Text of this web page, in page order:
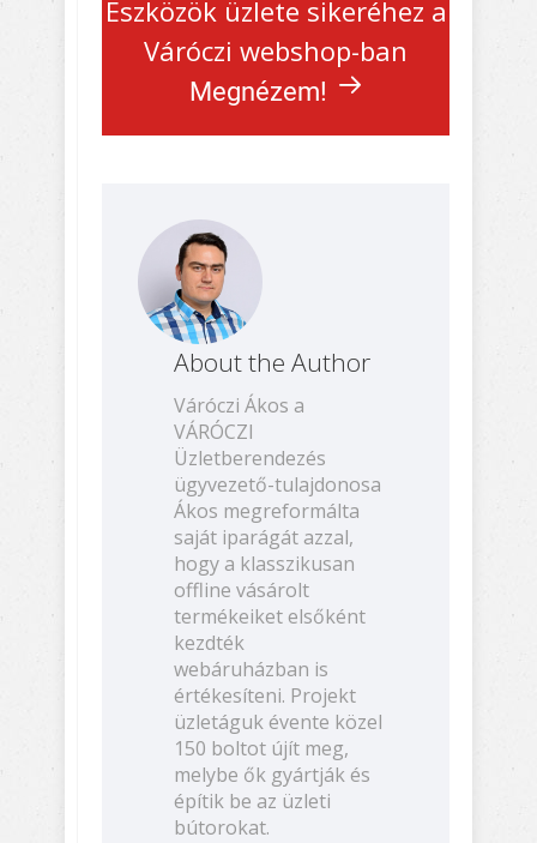
Eszközök üzlete sikeréhez a
Váróczi webshop-ban
Megnézem!
About the Author
Váróczi Ákos a
VÁRÓCZI
Üzletberendezés
ügyvezető-tulajdonosa
Ákos megreformálta
saját iparágát azzal,
hogy a klasszikusan
offline vásárolt
termékeiket elsőként
kezdték
webáruházban is
értékesíteni. Projekt
üzletáguk évente közel
150 boltot újít meg,
melybe ők gyártják és
építik be az üzleti
bútorokat.